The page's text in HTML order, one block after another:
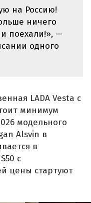
на Россию!
ничего
поехали!», —
одного
LADA Vesta с
минимум
модельного
Alsvin в
в
с
цены стартуют